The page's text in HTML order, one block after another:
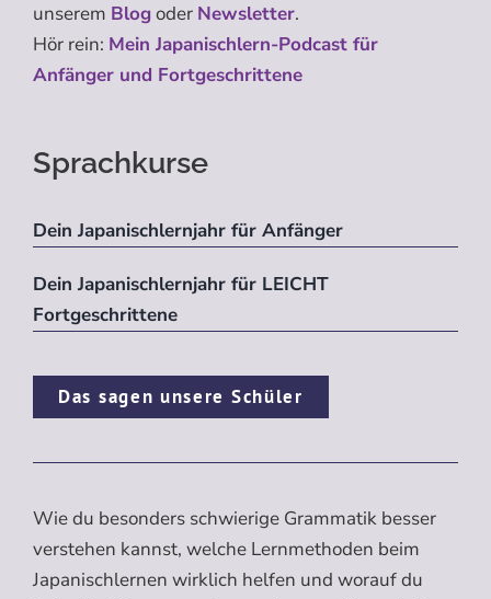
unserem Blogoder Newsletter.
Hör rein: Mein Japanischlern-Podcast für
Anfänger und Fortgeschrittene
Sprachkurse
Dein Japanischlernjahr für Anfänger
Dein Japanischlernjahr für LEICHT
Fortgeschrittene
Das sagen unsere Schüler
Wie du besonders schwierige Grammatik besser
verstehen kannst, welche Lernmethoden beim
Japanischlernen wirklich helfen und worauf du